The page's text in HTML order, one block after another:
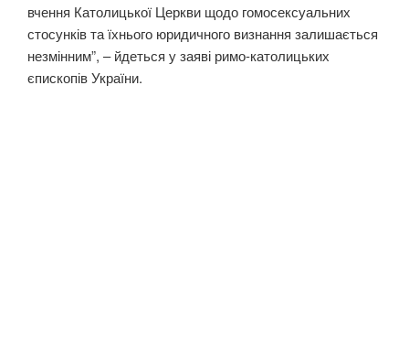
вчення Католицької Церкви щодо гомосексуальних
стосунків та їхнього юридичного визнання залишається
незмінним”, – йдеться у заяві римо-католицьких
єпископів України.